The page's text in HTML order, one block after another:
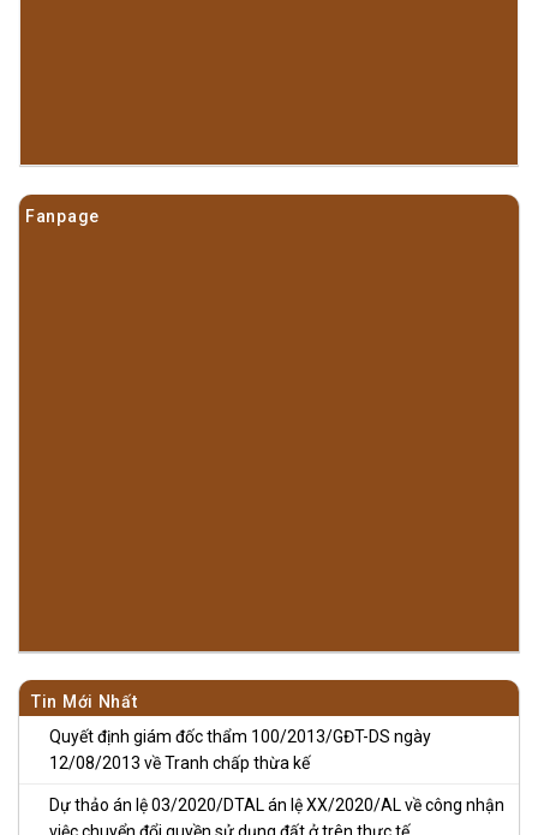
Fanpage
Tin Mới Nhất
Quyết định giám đốc thẩm 100/2013/GĐT-DS ngày
12/08/2013 về Tranh chấp thừa kế
Dự thảo án lệ 03/2020/DTAL án lệ XX/2020/AL về công nhận